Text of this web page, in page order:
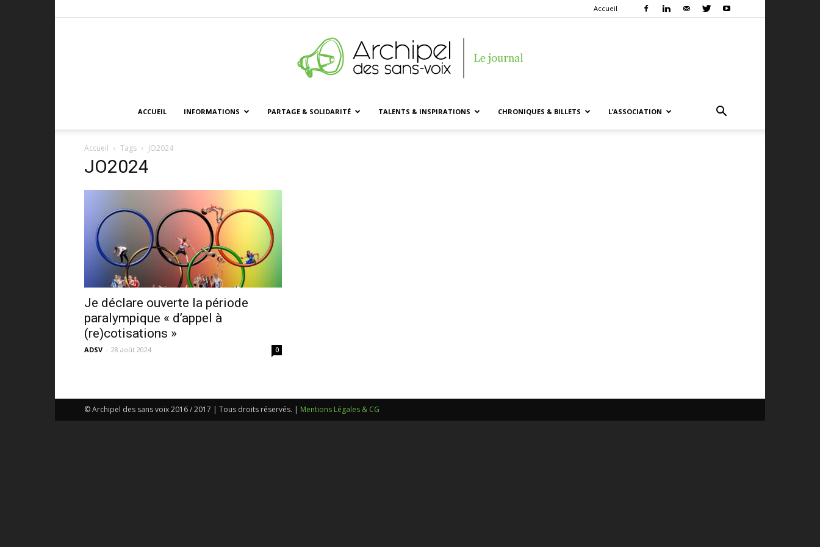
Accueil
ACCUEIL INFORMATIONS PARTAGE & SOLIDARITÉ TALENTS & INSPIRATIONS CHRONIQUES & BILLETS L’ASSOCIATION
Accueil Tags JO2024
JO2024
Je déclare ouverte la période
paralympique « d’appel à
(re)cotisations »
ADSV - 28 août 2024 0
© Archipel des sans voix 2016 / 2017 | Tous droits réservés. | Mentions Légales & CG